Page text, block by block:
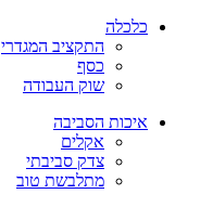
כלכלה
התקציב המגדרי
כסף
שוק העבודה
איכות הסביבה
אקלים
צדק סביבתי
מתלבשת טוב